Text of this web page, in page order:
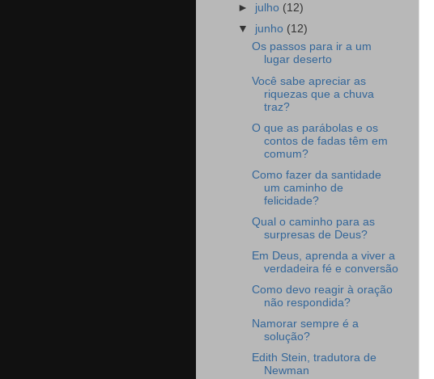
► julho (12)
▼ junho (12)
Os passos para ir a um
lugar deserto
Você sabe apreciar as
riquezas que a chuva
traz?
O que as parábolas e os
contos de fadas têm em
comum?
Como fazer da santidade
um caminho de
felicidade?
Qual o caminho para as
surpresas de Deus?
Em Deus, aprenda a viver a
verdadeira fé e conversão
Como devo reagir à oração
não respondida?
Namorar sempre é a
solução?
Edith Stein, tradutora de
Newman